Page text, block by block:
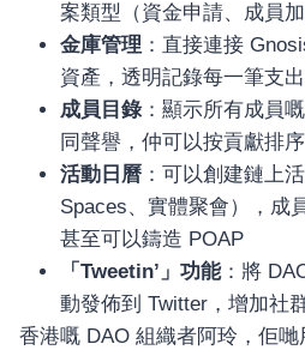
案類型（資金申請、成員加
金庫管理 ：直接連接
資產，透明記錄每一筆支出
成員目錄：顯示所有成員
同聲譽，仲可以按貢獻排序
活動日曆 ：可以創建鏈上
Spaces、實體聚會），成
甚至可以鑄造 POAP
「Tweetin’」功能：將
動發佈到 Twitter，增加社
香港嘅 DAO 組織者阿玲，佢哋